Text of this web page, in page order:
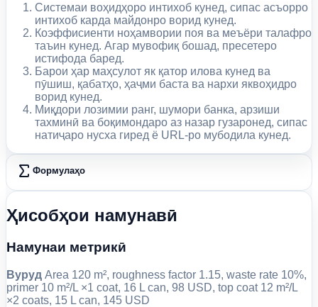
Системаи воҳидҳоро интихоб кунед, сипас асъорро
интихоб карда майдонро ворид кунед.
Коэффисиенти ноҳамвории поя ва меъёри талафро
таъин кунед. Агар мувофиқ бошад, пресетеро
истифода баред.
Барои ҳар маҳсулот як қатор илова кунед ва
пӯшиш, қабатҳо, ҳаҷми баста ва нархи яквоҳидро
ворид кунед.
Миқдори лозимии ранг, шумори банка, арзиши
тахминӣ ва боқимондаро аз назар гузаронед, сипас
натиҷаро нусха гиред ё URL-ро мубодила кунед.
Формулаҳо
Ҳисобҳои намунавӣ
Намунаи метрикӣ
Вуруд Area 120 m², roughness factor 1.15, waste rate 10%,
primer 10 m²/L ×1 coat, 16 L can, 98 USD, top coat 12 m²/L
×2 coats, 15 L can, 145 USD